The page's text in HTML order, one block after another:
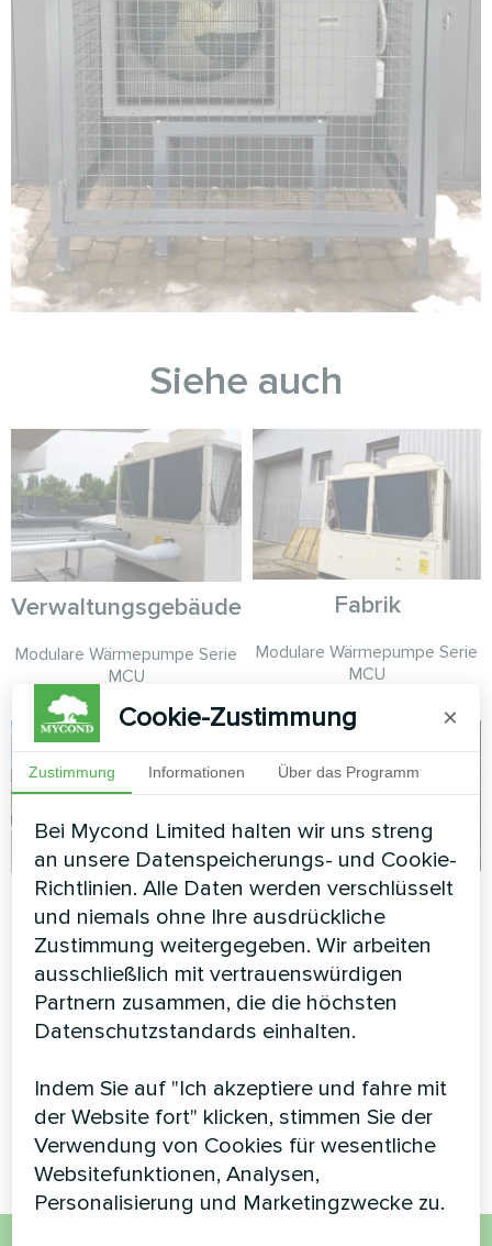
Siehe auch
Verwaltungsgebäude
Modulare Wärmepumpe Serie
MCU
Fabrik
Modulare Wärmepumpe Serie
MCU
Produktionsanlage
mit Mycond Modular
Wärmepumpe
STANDARD MCU
Die modulare Wärmepumpe
bietet eine robuste
anspruchsvolle Einsätze
Kommerzielle
Einrichtung
Modulare Wärmepumpe Serie
MCU
Cookie-Zustimmung ×
Zustimmung Informationen Über das Programm
Bei Mycond Limited halten wir uns streng
an unsere Datenspeicherungs- und Cookie-
Richtlinien. Alle Daten werden verschlüsselt
und niemals ohne Ihre ausdrückliche
Zustimmung weitergegeben. Wir arbeiten
ausschließlich mit vertrauenswürdigen
Partnern zusammen, die die höchsten
Datenschutzstandards einhalten.
Indem Sie auf "Ich akzeptiere und fahre mit
der Website fort" klicken, stimmen Sie der
Verwendung von Cookies für wesentliche
Websitefunktionen, Analysen,
Personalisierung und Marketingzwecke zu.